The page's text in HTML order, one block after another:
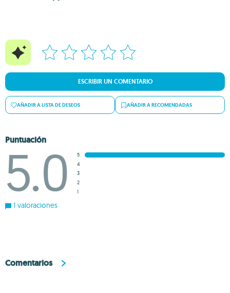
ESCRIBIR UN COMENTARIO
AÑADIR A LISTA DE DESEOS AÑADIR A RECOMENDADAS
Puntuación
5.0
5
4
3
2
1
1 valoraciones
Comentarios